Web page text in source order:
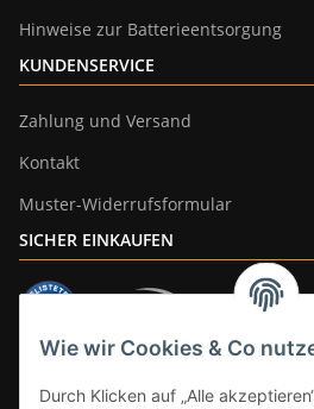
Wie wir Cookies & Co
Durch Klicken auf „Alle
Hinweise zur Batterieentsorgung
KUNDENSERVICE
Zahlung und Versand
Kontakt
Muster-Widerrufsformular
SICHER EINKAUFEN